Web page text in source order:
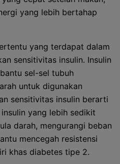
yang lebih bertahap
yang terdapat dalam
sensitivitas insulin. Insulin
sel-sel tubuh
untuk digunakan
sensitivitas insulin berarti
yang lebih sedikit
darah, mengurangi beban
mencegah resistensi
khas diabetes tipe 2.